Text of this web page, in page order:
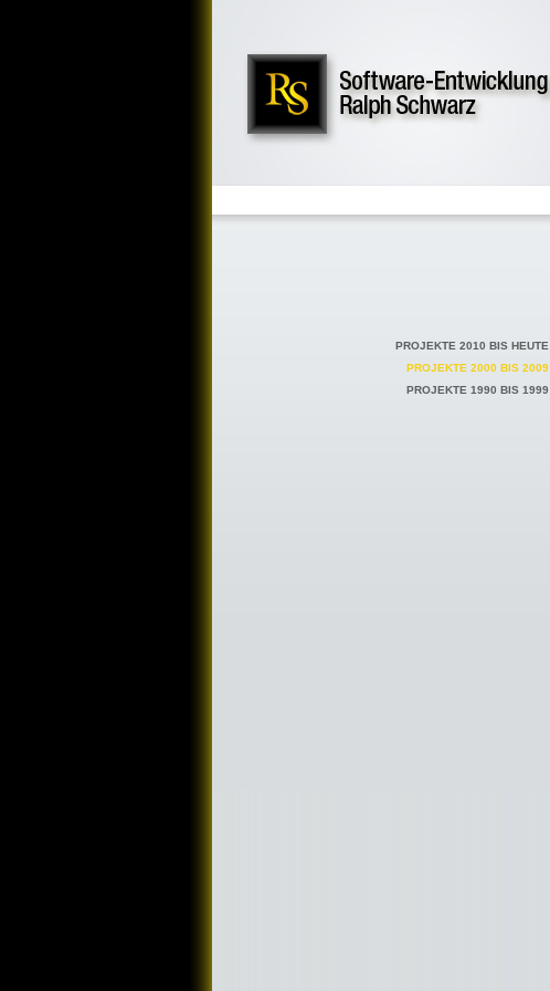
PROJEKTE 2010 BIS HEUTE
PROJEKTE 2000 BIS 2009
PROJEKTE 1990 BIS 1999